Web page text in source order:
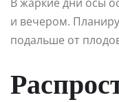
В жаркие дни осы
и вечером.
подальше от